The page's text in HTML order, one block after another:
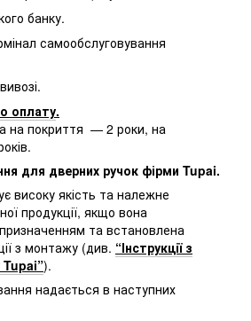
банку.
самообслуговування
оплату.
на покриття — 2 роки, на
для дверних ручок фірми Tupai.
високу якість та належне
продукції, якщо вона
та встановлена
з монтажу (див. “Інструкції з
).
надається в наступних